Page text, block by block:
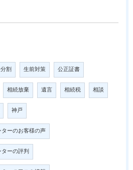
割 生前対策 公正証書
相続放棄 遺言 相続税 相談
神戸
ーのお客様の声
ーの評判